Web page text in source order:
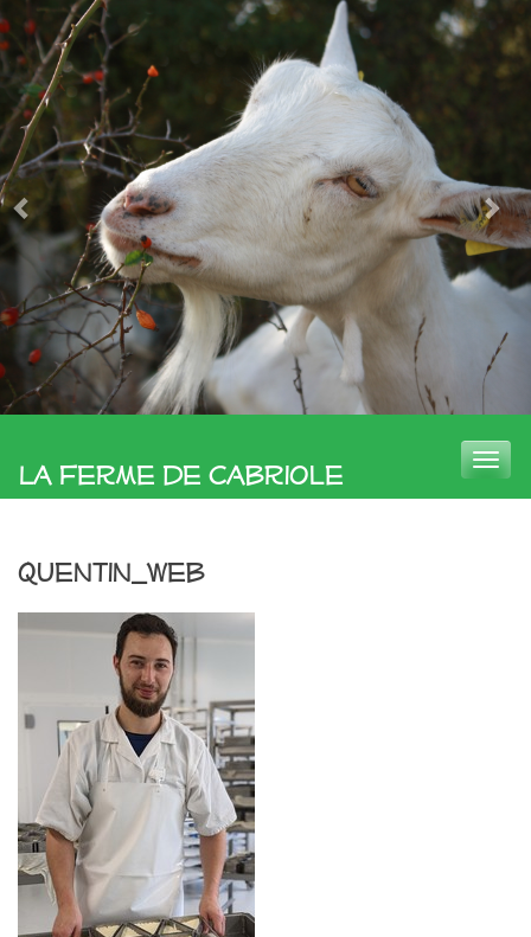
La Ferme de Cabriole
Toggle
quentin_web